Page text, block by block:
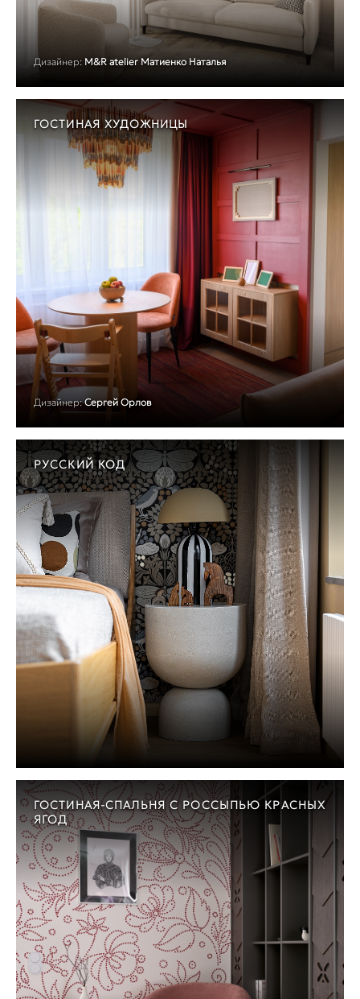
Дизайнер: M&R atelier Матиенко Наталья
ГОСТИНАЯ ХУДОЖНИЦЫ
Дизайнер: Сергей Орлов
РУССКИЙ КОД
ГОСТИНАЯ-СПАЛЬНЯ С РОССЫПЬЮ КРАСНЫХ
ЯГОД